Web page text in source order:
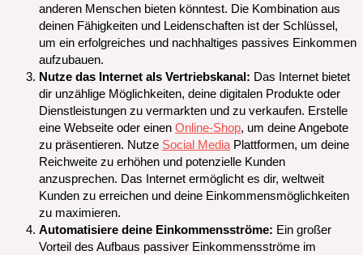
anderen Menschen bieten könntest. Die Kombination aus
deinen Fähigkeiten und Leidenschaften ist der Schlüssel,
um ein erfolgreiches und nachhaltiges passives Einkommen
aufzubauen.
Nutze das Internet als Vertriebskanal: Das Internet bietet
dir unzählige Möglichkeiten, deine digitalen Produkte oder
Dienstleistungen zu vermarkten und zu verkaufen. Erstelle
eine Webseite oder einen Online-Shop, um deine Angebote
zu präsentieren. Nutze Social Media Plattformen, um deine
Reichweite zu erhöhen und potenzielle Kunden
anzusprechen. Das Internet ermöglicht es dir, weltweit
Kunden zu erreichen und deine Einkommensmöglichkeiten
zu maximieren.
Automatisiere deine Einkommensströme: Ein großer
Vorteil des Aufbaus passiver Einkommensströme im